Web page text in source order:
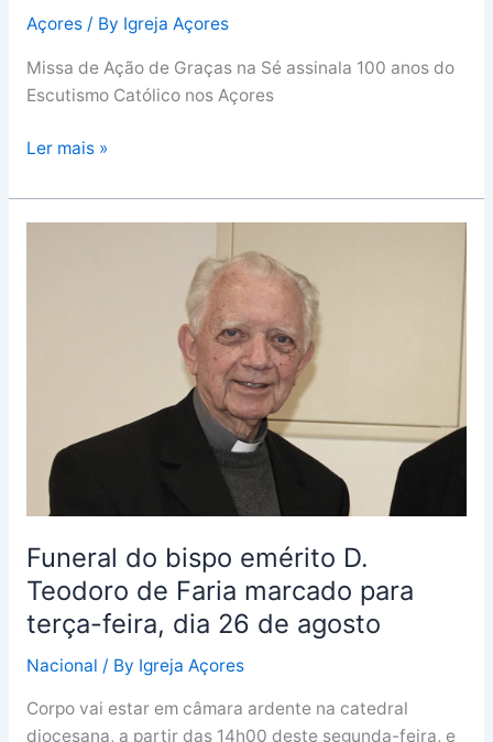
Açores/ By Igreja Açores
Missa de Ação de Graças na Sé assinala 100 anos do
Escutismo Católico nos Açores
Ler mais »
Funeral do bispo emérito D.
Teodoro de Faria marcado para
terça-feira, dia 26 de agosto
Nacional / By Igreja Açores
Corpo vai estar em câmara ardente na catedral
diocesana, a partir das 14h00 deste segunda-feira, e
marcado
para
terça-
dia
26
de